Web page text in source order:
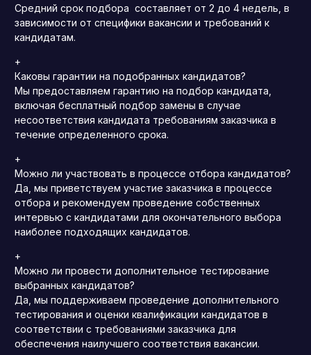
Средний срок подбора составляет от 2 до 4 недель, в
зависимости от специфики вакансии и требований к
кандидатам.
+
Каковы гарантии на подобранных кандидатов?
Мы предоставляем гарантию на подбор кандидата,
включая бесплатный подбор замены в случае
несоответствия кандидата требованиям заказчика в
течение определенного срока.
+
Можно ли участвовать в процессе отбора кандидатов?
Да, мы приветствуем участие заказчика в процессе
отбора и рекомендуем проведение собственных
интервью с кандидатами для окончательного выбора
наиболее подходящих кандидатов.
+
Можно ли провести дополнительное тестирование
выбранных кандидатов?
Да, мы поддерживаем проведение дополнительного
тестирования и оценки квалификации кандидатов в
соответствии с требованиями заказчика для
обеспечения наилучшего соответствия вакансии.